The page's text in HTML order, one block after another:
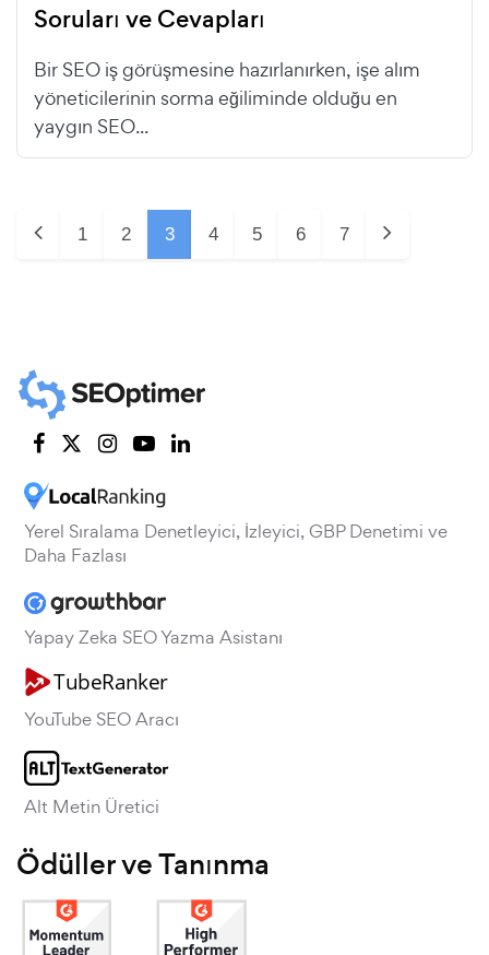
Soruları ve Cevapları
Bir SEO iş görüşmesine hazırlanırken, işe alım
yöneticilerinin sorma eğiliminde olduğu en
yaygın SEO...
1 2 3 4 5 6 7
Yerel Sıralama Denetleyici, İzleyici, GBP Denetimi ve
Daha Fazlası
Yapay Zeka SEO Yazma Asistanı
YouTube SEO Aracı
Alt Metin Üretici
Ödüller ve Tanınma